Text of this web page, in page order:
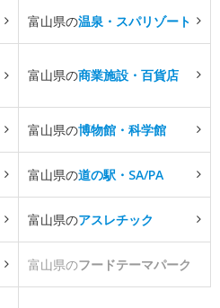
富山県の温泉・スパリゾート
富山県の商業施設・百貨店
富山県の博物館・科学館
富山県の道の駅・SA/PA
富山県のアスレチック
富山県のフードテーマパーク